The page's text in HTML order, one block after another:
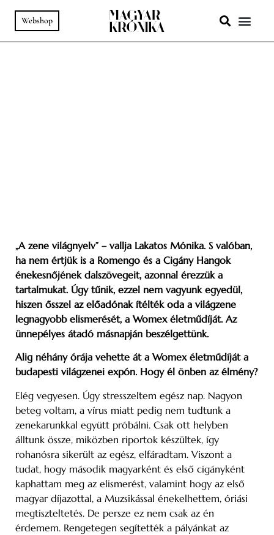
Webshop
„A zene világnyelv” – vallja Lakatos Mónika. S valóban,
ha nem értjük is a Romengo és a Cigány Hangok
énekesnőjének dalszövegeit, azonnal érezzük a
tartalmukat. Úgy tűnik, ezzel nem vagyunk egyedül,
hiszen ősszel az előadónak ítélték oda a világzene
legnagyobb elismerését, a Womex életműdíját. Az
ünnepélyes átadó másnapján beszélgettünk.
Alig néhány órája vehette át a Womex életműdíját a
budapesti világzenei expón. Hogy él önben az élmény?
Elég vegyesen. Úgy stresszeltem egész nap. Nagyon
beteg voltam, a vírus miatt pedig nem tudtunk a
zenekarunkkal együtt próbálni. Csak ott helyben
álltunk össze, miközben riportok készültek, így
rohanósra sikerült az egész, elfáradtam. Viszont a
tudat, hogy második magyarként és első cigányként
kaphattam meg az elismerést, valamint hogy az első
magyar díjazottal, a Muzsikással énekelhettem, óriási
megtiszteltetés. De persze ez nem csak az én
érdemem. Rengetegen segítették a pályánkat az